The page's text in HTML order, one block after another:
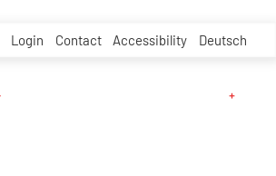
Login Contact Accessibility Deutsch